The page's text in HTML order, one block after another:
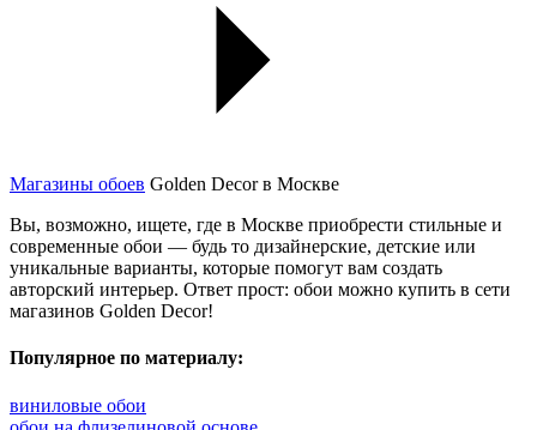
Магазины обоев Golden Decor в Москве
Вы, возможно, ищете, где в Москве приобрести стильные и
современные обои — будь то дизайнерские, детские или
уникальные варианты, которые помогут вам создать
авторский интерьер. Ответ прост: обои можно купить в сети
магазинов Golden Decor!
Популярное по материалу:
виниловые обои